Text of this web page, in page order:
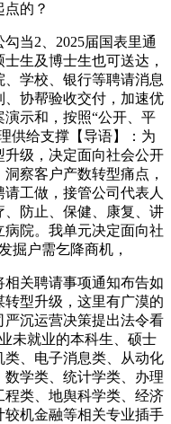
的？
当2、2025届国表里通
生及博士生也可送达，
学校、银行等聘请消息
协帮验收交付，加速优
示和，按照“公开、平
供给支撑【导语】：为
级，决定面向社会公开
察客户产数转型痛点，
工做，接管公司代表人
防止、保健、康复、讲
院。我单元决定面向社
掘户需乞降商机，
关聘请事项通知布告如
型升级，这里有广漠的
沉运营决策提出法令看
未就业的本科生、硕士
、电子消息类、从动化
学类、统计学类、办理
类、地舆科学类、经济
机金融等相关专业插手